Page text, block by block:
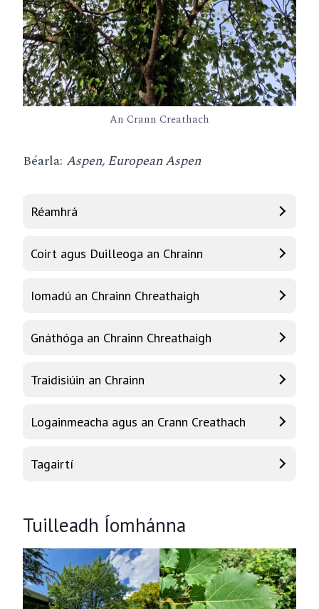
An Crann Creathach
Béarla: Aspen, European Aspen
Réamhrá
Coirt agus Duilleoga an Chrainn
Iomadú an Chrainn Chreathaigh
Gnáthóga an Chrainn Chreathaigh
Traidisiúin an Chrainn
Logainmeacha agus an Crann Creathach
Tagairtí
Tuilleadh Íomhánna